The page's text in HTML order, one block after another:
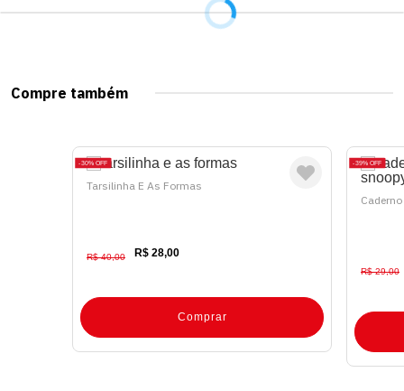
Compre também
30% OFF
Tarsilinha E As Formas
R$ 40,00 R$ 28,00
Comprar
39% OFF
R$ 29,00